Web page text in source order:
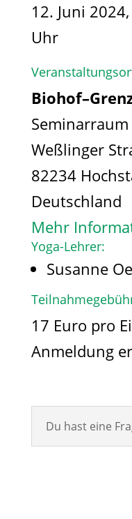
12. Juni
Uhr
Seminarraum
Weßlinger
82234
Deutschland
Mehr
Yoga-Lehrer:
Susanne
17 Euro pro
Anmeldung
Du hast eine